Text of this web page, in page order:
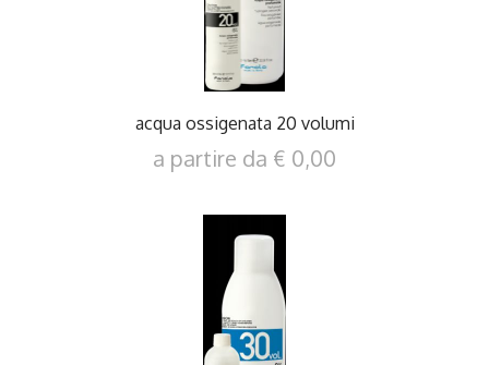
acqua ossigenata 20 volumi
a partire da € 0,00
DETTAGLI